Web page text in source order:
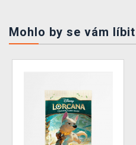
Mohlo by se vám líbit